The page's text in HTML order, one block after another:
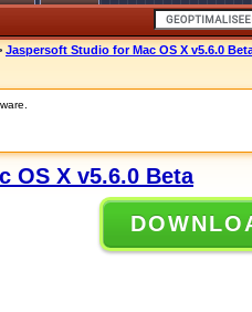
Jaspersoft Studio for Mac OS X v5.6.0
OS X v5.6.0 Beta